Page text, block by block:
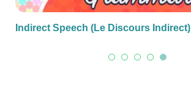
Indirect Speech (Le Discours Indirect)